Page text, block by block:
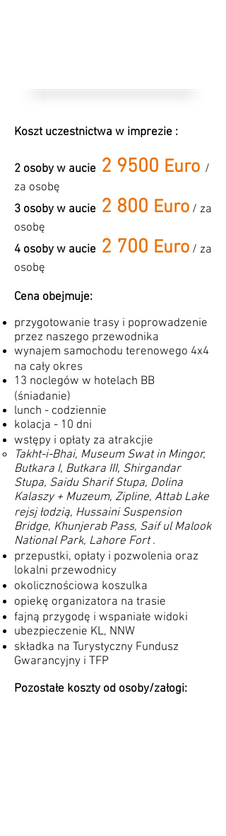
Koszt uczestnictwa w imprezie :
2 osoby w aucie 2 9500 Euro /
za osobę
3 osoby w aucie 2 800 Euro / za
osobę
4 osoby w aucie 2 700 Euro / za
osobę
Cena obejmuje:
przygotowanie trasy i poprowadzenie
przez naszego przewodnika
wynajem samochodu terenowego 4x4
na cały okres
13 noclegów w hotelach BB
(śniadanie)
lunch - codziennie
kolacja - 10 dni
wstępy i opłaty za atrakcjie
Takht-i-Bhai, Museum Swat in Mingor,
Butkara I, Butkara III, Shirgandar
Stupa, Saidu Sharif Stupa, Dolina
Kalaszy + Muzeum, Zipline, Attab Lake
rejsj łodzią, Hussaini Suspension
Bridge, Khunjerab Pass, ⁠Saif ul Malook
National Park, Lahore Fort ​.
przepustki, opłaty i pozwolenia oraz
lokalni przewodnicy
okolicznościowa koszulka
opiekę organizatora na trasie
fajną przygodę i wspaniałe widoki
ubezpieczenie KL, NNW
składka na Turystyczny Fundusz
Gwarancyjny i TFP
Pozostałe koszty od osoby/załogi: